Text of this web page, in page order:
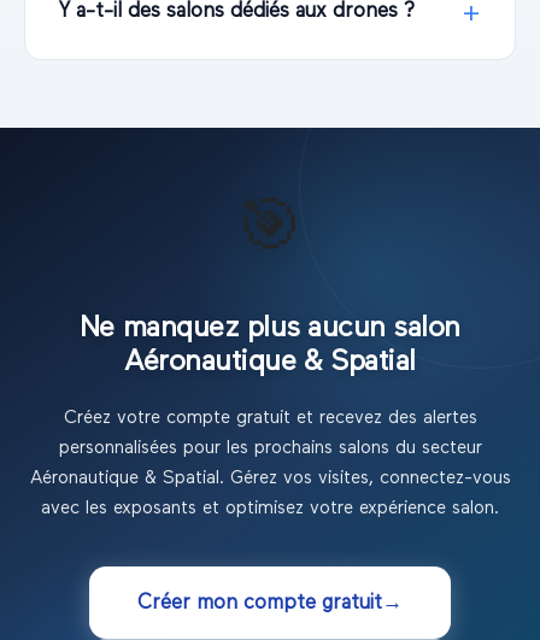
Y a-t-il des salons dédiés aux drones ?
🎯
Ne manquez plus aucun salon
Aéronautique & Spatial
Créez votre compte gratuit et recevez des alertes
personnalisées pour les prochains salons du secteur
Aéronautique & Spatial . Gérez vos visites, connectez-vous
avec les exposants et optimisez votre expérience salon.
Créer mon compte gratuit→